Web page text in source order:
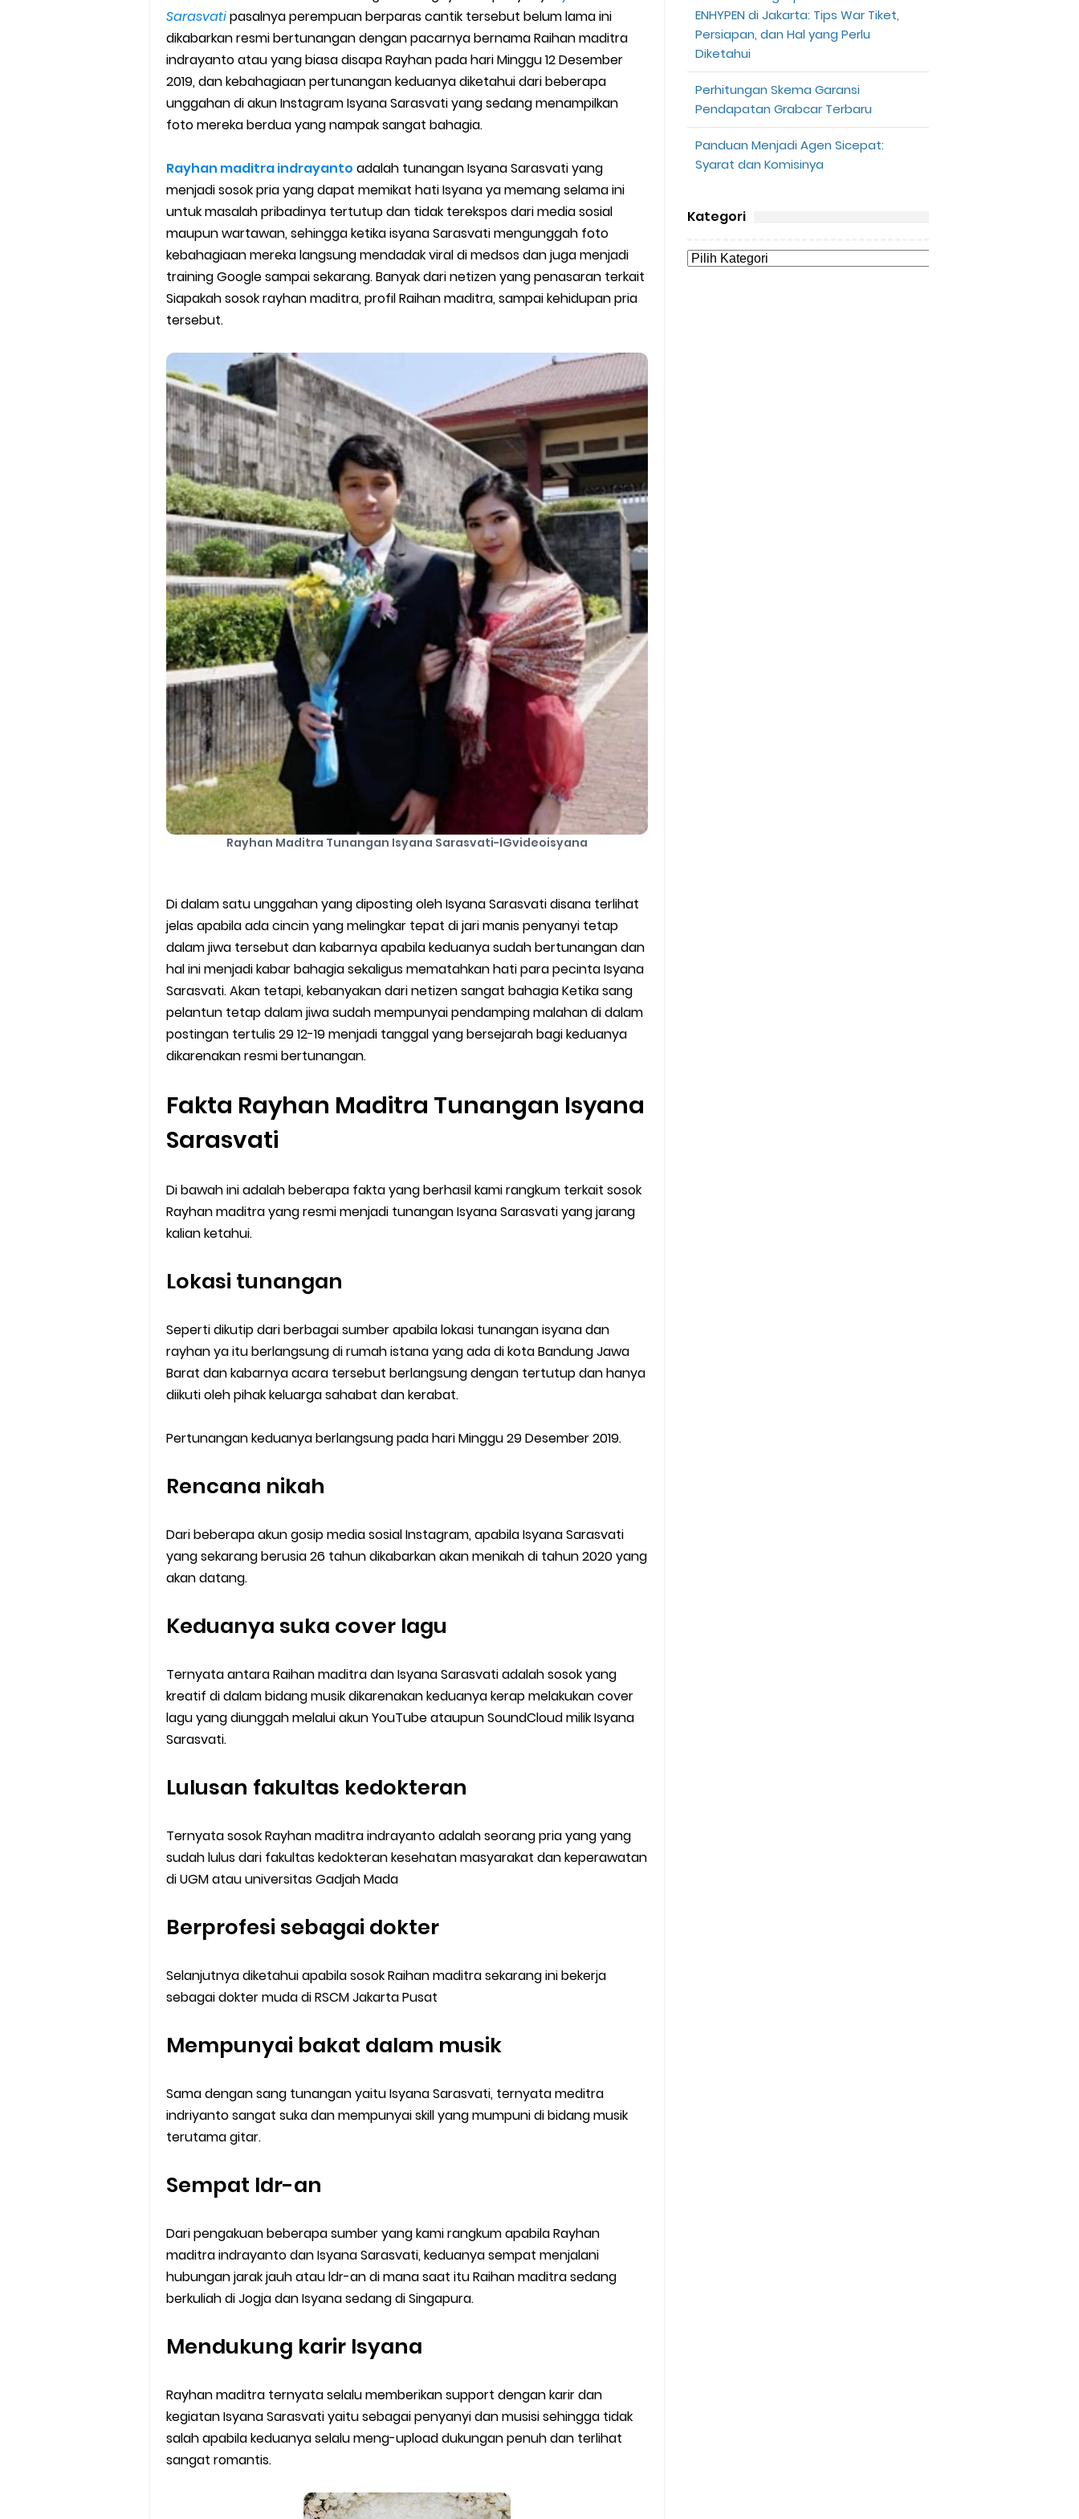
Cara Mudah Melihat Nomor Shopeepay Sendiri dan Orang Lain
7 Cara Mudah Top Up Grab untuk Driver
5 Versi Map Paling Gacor Untuk Ojek Online
Penyebab dan Cara Memulihkan Akun Gojek Dibekukan
Cara Menghitung Penghasilan Grab Sesuai dengan Orderan
Cara Menggunakan Paket Telkomsel Mitra Gojek
5 Cara Top Up InDriver dengan Mudah
5 Biaya Potongan Shopee Food yang Perlu Kamu Ketahui
10 Cara Jitu Autobid Untuk Lala Motor dan Mobil 2023
Batas Saldo Untuk Akun Gopay Biasa dan Upgrade
Cara Mudah Melihat QR dan Barcode Shopeepay
Enroute Drop: Arti dan Penjelasan Resi Gosend
Cara Transfer Gopay ke Shopeepay Tanpa Potongan
Cara Ping Server Shopee Food 2022
Cara Menghubungi CS Lalamove dan Jam Operasionalnya
Cara Mengatasi Aplikasi Gojek Mengalami Gangguan
DNS Server Gojek Driver Terbaru 2026: Panduan Lengkap DNS Server Gojek Terbaru dan IP Server GoPartner Gojek
Sarasvatipasalnya perempuan berparas cantik tersebut belum lama ini
dikabarkan resmi bertunangan dengan pacarnya bernama Raihan maditra
indrayanto atau yang biasa disapa Rayhan pada hari Minggu 12 Desember
2019, dan kebahagiaan pertunangan keduanya diketahui dari beberapa
unggahan di akun Instagram Isyana Sarasvati yang sedang menampilkan
foto mereka berdua yang nampak sangat bahagia.
Rayhan maditra indrayanto adalah tunangan Isyana Sarasvati yang
menjadi sosok pria yang dapat memikat hati Isyana ya memang selama ini
untuk masalah pribadinya tertutup dan tidak terekspos dari media sosial
maupun wartawan, sehingga ketika isyana Sarasvati mengunggah foto
kebahagiaan mereka langsung mendadak viral di medsos dan juga menjadi
training Google sampai sekarang. Banyak dari netizen yang penasaran terkait
Siapakah sosok rayhan maditra, profil Raihan maditra, sampai kehidupan pria
tersebut.
Rayhan Maditra Tunangan Isyana Sarasvati-IGvideoisyana
Di dalam satu unggahan yang diposting oleh Isyana Sarasvati disana terlihat
jelas apabila ada cincin yang melingkar tepat di jari manis penyanyi tetap
dalam jiwa tersebut dan kabarnya apabila keduanya sudah bertunangan dan
hal ini menjadi kabar bahagia sekaligus mematahkan hati para pecinta Isyana
Sarasvati. Akan tetapi, kebanyakan dari netizen sangat bahagia Ketika sang
pelantun tetap dalam jiwa sudah mempunyai pendamping malahan di dalam
postingan tertulis 29 12-19 menjadi tanggal yang bersejarah bagi keduanya
dikarenakan resmi bertunangan.
Fakta Rayhan Maditra Tunangan Isyana
Sarasvati
Di bawah ini adalah beberapa fakta yang berhasil kami rangkum terkait sosok
Rayhan maditra yang resmi menjadi tunangan Isyana Sarasvati yang jarang
kalian ketahui.
Lokasi tunangan
Seperti dikutip dari berbagai sumber apabila lokasi tunangan isyana dan
rayhan ya itu berlangsung di rumah istana yang ada di kota Bandung Jawa
Barat dan kabarnya acara tersebut berlangsung dengan tertutup dan hanya
diikuti oleh pihak keluarga sahabat dan kerabat.
Pertunangan keduanya berlangsung pada hari Minggu 29 Desember 2019.
Rencana nikah
Dari beberapa akun gosip media sosial Instagram, apabila Isyana Sarasvati
yang sekarang berusia 26 tahun dikabarkan akan menikah di tahun 2020 yang
akan datang.
Keduanya suka cover lagu
Ternyata antara Raihan maditra dan Isyana Sarasvati adalah sosok yang
kreatif di dalam bidang musik dikarenakan keduanya kerap melakukan cover
lagu yang diunggah melalui akun YouTube ataupun SoundCloud milik Isyana
Sarasvati.
Lulusan fakultas kedokteran
Ternyata sosok Rayhan maditra indrayanto adalah seorang pria yang yang
sudah lulus dari fakultas kedokteran kesehatan masyarakat dan keperawatan
di UGM atau universitas Gadjah Mada
Berprofesi sebagai dokter
Selanjutnya diketahui apabila sosok Raihan maditra sekarang ini bekerja
sebagai dokter muda di RSCM Jakarta Pusat
Mempunyai bakat dalam musik
Sama dengan sang tunangan yaitu Isyana Sarasvati, ternyata meditra
indriyanto sangat suka dan mempunyai skill yang mumpuni di bidang musik
terutama gitar.
Sempat ldr-an
Dari pengakuan beberapa sumber yang kami rangkum apabila Rayhan
maditra indrayanto dan Isyana Sarasvati, keduanya sempat menjalani
hubungan jarak jauh atau ldr-an di mana saat itu Raihan maditra sedang
berkuliah di Jogja dan Isyana sedang di Singapura.
Mendukung karir Isyana
Rayhan maditra ternyata selalu memberikan support dengan karir dan
kegiatan Isyana Sarasvati yaitu sebagai penyanyi dan musisi sehingga tidak
salah apabila keduanya selalu meng-upload dukungan penuh dan terlihat
sangat romantis.
ENHYPEN di Jakarta: Tips War Tiket,
Persiapan, dan Hal yang Perlu
Diketahui
Perhitungan Skema Garansi
Pendapatan Grabcar Terbaru
Panduan Menjadi Agen Sicepat:
Syarat dan Komisinya
Kategori